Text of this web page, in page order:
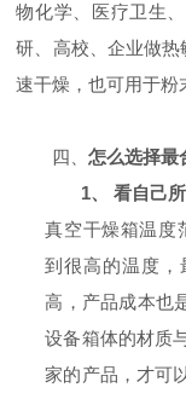
物化学、医疗卫生
研、高校、企业做
速干燥，也可用于粉
四、怎么选择最
1、看自己
真空干燥箱温度
到很高的温度
高，产品成本也
设备箱体的材质
家的产品，才可